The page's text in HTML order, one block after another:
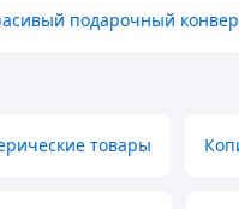
подарочный
товары